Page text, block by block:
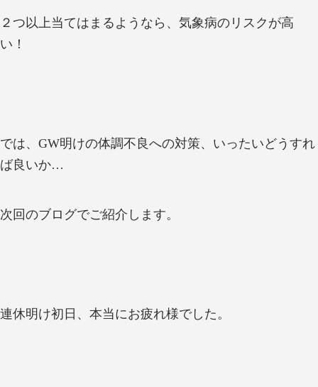
２つ以上当てはまるようなら、気象病のリスクが高
い！
では、GW明けの体調不良への対策、いったいどうすれ
ば良いか…
次回のブログでご紹介します。
連休明け初日、本当にお疲れ様でした。